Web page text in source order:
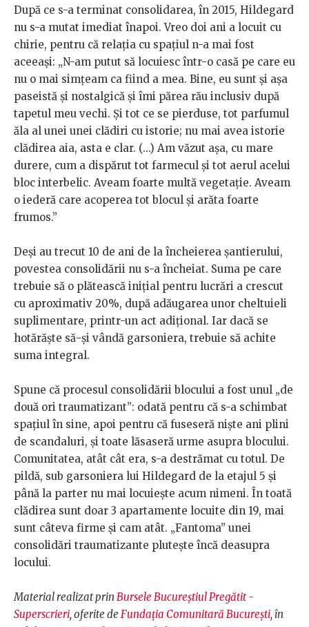
După ce s-a terminat consolidarea, în 2015, Hildegard
nu s-a mutat imediat înapoi. Vreo doi ani a locuit cu
chirie, pentru că relația cu spațiul n-a mai fost
aceeași: „N-am putut să locuiesc într-o casă pe care eu
nu o mai simțeam ca fiind a mea. Bine, eu sunt și așa
paseistă și nostalgică și îmi părea rău inclusiv după
tapetul meu vechi. Și tot ce se pierduse, tot parfumul
ăla al unei unei clădiri cu istorie; nu mai avea istorie
clădirea aia, asta e clar. (...) Am văzut așa, cu mare
durere, cum a dispărut tot farmecul și tot aerul acelui
bloc interbelic. Aveam foarte multă vegetație. Aveam
o iederă care acoperea tot blocul și arăta foarte
frumos.”
Deși au trecut 10 de ani de la încheierea șantierului,
povestea consolidării nu s-a încheiat. Suma pe care
trebuie să o plătească inițial pentru lucrări a crescut
cu aproximativ 20%, după adăugarea unor cheltuieli
suplimentare, printr-un act adițional. Iar dacă se
hotărăște să-și vândă garsoniera, trebuie să achite
suma integral.
Spune că procesul consolidării blocului a fost unul „de
două ori traumatizant”: odată pentru că s-a schimbat
spațiul în sine, apoi pentru că fuseseră niște ani plini
de scandaluri, și toate lăsaseră urme asupra blocului.
Comunitatea, atât cât era, s-a destrămat cu totul. De
pildă, sub garsoniera lui Hildegard de la etajul 5 și
până la parter nu mai locuiește acum nimeni. În toată
clădirea sunt doar 3 apartamente locuite din 19, mai
sunt câteva firme și cam atât. „Fantoma” unei
consolidări traumatizante plutește încă deasupra
locului.
Material realizat prin Bursele Bucureștiul Pregătit -
Superscrieri, oferite de Fundația Comunitară București, în